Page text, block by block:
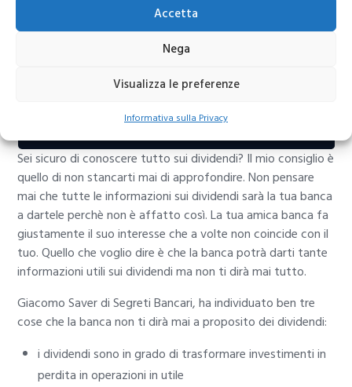
Accetta
Nega
Visualizza le preferenze
Informativa sulla Privacy
Dividendi: segreti che la banca non dice
Sei sicuro di conoscere tutto sui dividendi? Il mio consiglio è
quello di non stancarti mai di approfondire. Non pensare
mai che tutte le informazioni sui dividendi sarà la tua banca
a dartele perchè non è affatto così. La tua amica banca fa
giustamente il suo interesse che a volte non coincide con il
tuo. Quello che voglio dire è che la banca potrà darti tante
informazioni utili sui dividendi ma non ti dirà mai tutto.
Giacomo Saver di Segreti Bancari, ha individuato ben tre
cose che la banca non ti dirà mai a proposito dei dividendi:
i dividendi sono in grado di trasformare investimenti in
perdita in operazioni in utile